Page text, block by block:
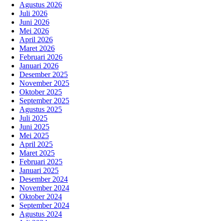
Agustus 2026
Juli 2026
Juni 2026
Mei 2026
April 2026
Maret 2026
Februari 2026
Januari 2026
Desember 2025
November 2025
Oktober 2025
September 2025
Agustus 2025
Juli 2025
Juni 2025
Mei 2025
April 2025
Maret 2025
Februari 2025
Januari 2025
Desember 2024
November 2024
Oktober 2024
September 2024
Agustus 2024